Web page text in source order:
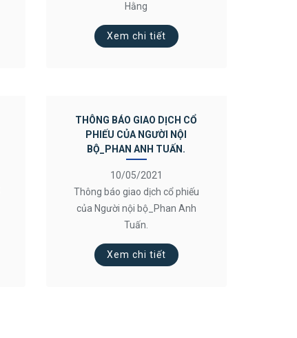
Hằng
Xem chi tiết
THÔNG BÁO GIAO DỊCH CỔ
PHIẾU CỦA NGƯỜI NỘI
BỘ_PHAN ANH TUẤN.
10/05/2021
Thông báo giao dịch cổ phiếu
của Người nội bộ_Phan Anh
Tuấn.
Xem chi tiết